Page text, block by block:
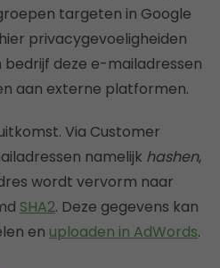
targeten in Google
privacygevoeligheiden
bedrijf deze e-mailadressen
aan externe platformen.
Via Customer
namelijk hashen,
wordt vervorm naar
SHA2. Deze gegevens kan
en uploaden in AdWords.